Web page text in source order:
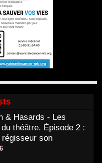
& Hasards - Les
théâtre. Épisode 2 :
son